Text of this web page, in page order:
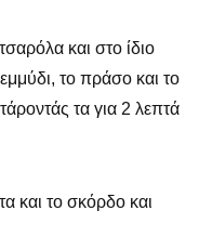
και στο ίδιο
το πράσο και το
τα για 2 λεπτά
και το σκόρδο και